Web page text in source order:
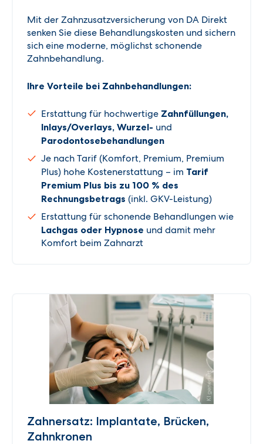
Mit der Zahnzusatzversicherung von DA Direkt
senken Sie diese Behandlungskosten und sichern
sich eine moderne, möglichst schonende
Zahnbehandlung.
Ihre Vorteile bei Zahnbehandlungen:
Erstattung für hochwertige Zahnfüllungen,
Inlays/Overlays, Wurzel- und
Parodontosebehandlungen
Je nach Tarif (Komfort, Premium, Premium
Plus) hohe Kostenerstattung – im Tarif
Premium Plus bis zu 100 % des
Rechnungsbetrags (inkl. GKV-Leistung)
Erstattung für schonende Behandlungen wie
Lachgas oder Hypnose und damit mehr
Komfort beim Zahnarzt
Zahnersatz: Implantate, Brücken,
Zahnkronen